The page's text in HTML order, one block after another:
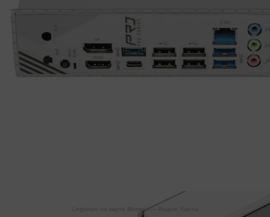
Legionpc на карте Москвы — Яндекс Карты